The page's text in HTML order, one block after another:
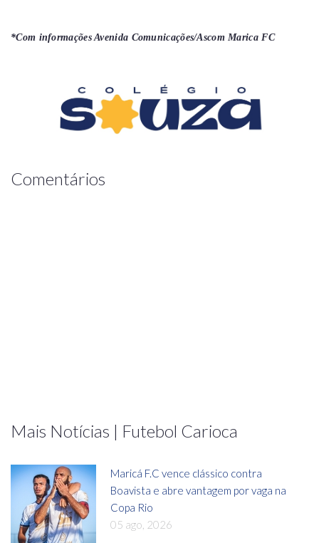
*Com informações Avenida Comunicações/Ascom Marica FC
Comentários
Mais Notícias | Futebol Carioca
Maricá F.C vence clássico contra
Boavista e abre vantagem por vaga na
Copa Rio
05 ago, 2026